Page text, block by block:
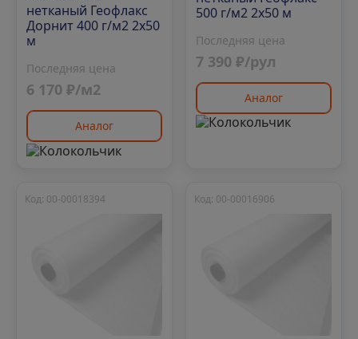
нетканый Геофлакс
Дорнит 400 г/м2 2x50
м
Последняя цена
6 170 ₽/м2
Аналог
500 г/м2 2x50 м
Последняя цена
7 390 ₽/рул
Аналог
Код: 00-00018394 Код: 00-00016906